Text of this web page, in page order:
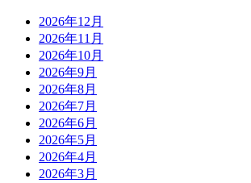
2026年12月
2026年11月
2026年10月
2026年9月
2026年8月
2026年7月
2026年6月
2026年5月
2026年4月
2026年3月